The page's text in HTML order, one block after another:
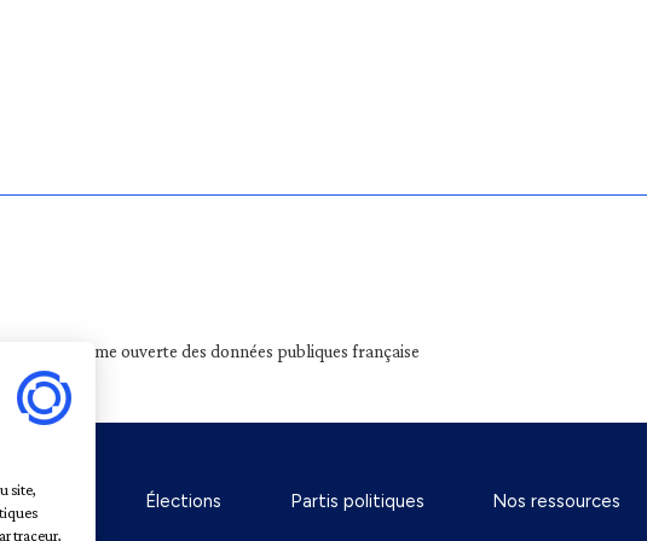
Plateforme ouverte des données publiques française
À propos Élections Partis politiques Nos ressources